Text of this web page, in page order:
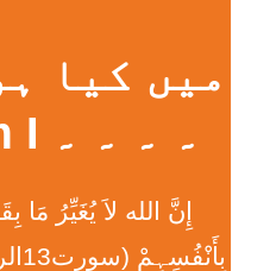
میں کیا
۔ ۔ ۔ ۔ What Am I
إِنَّ الله لاَ يُغَيِّرُ مَا